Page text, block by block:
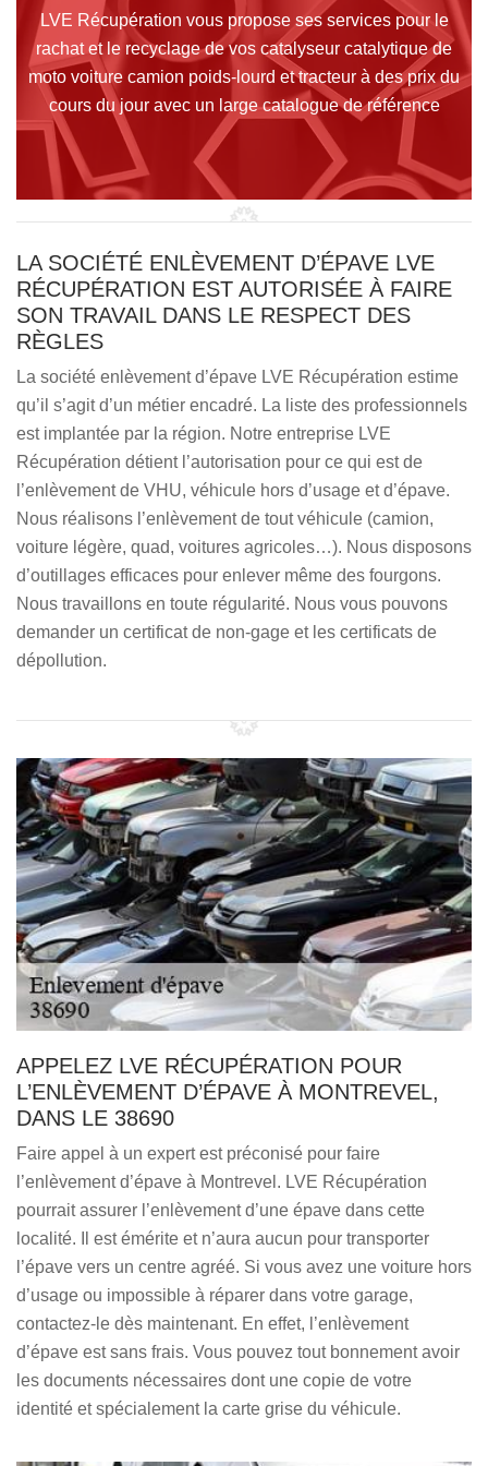
LVE Récupération vous propose ses services pour le
rachat et le recyclage de vos catalyseur catalytique de
moto voiture camion poids-lourd et tracteur à des prix du
cours du jour avec un large catalogue de référence
LA SOCIÉTÉ ENLÈVEMENT D’ÉPAVE LVE
RÉCUPÉRATION EST AUTORISÉE À FAIRE
SON TRAVAIL DANS LE RESPECT DES
RÈGLES
La société enlèvement d’épave LVE Récupération estime
qu’il s’agit d’un métier encadré. La liste des professionnels
est implantée par la région. Notre entreprise LVE
Récupération détient l’autorisation pour ce qui est de
l’enlèvement de VHU, véhicule hors d’usage et d’épave.
Nous réalisons l’enlèvement de tout véhicule (camion,
voiture légère, quad, voitures agricoles…). Nous disposons
d’outillages efficaces pour enlever même des fourgons.
Nous travaillons en toute régularité. Nous vous pouvons
demander un certificat de non-gage et les certificats de
dépollution.
APPELEZ LVE RÉCUPÉRATION POUR
L’ENLÈVEMENT D’ÉPAVE À MONTREVEL,
DANS LE 38690
Faire appel à un expert est préconisé pour faire
l’enlèvement d’épave à Montrevel. LVE Récupération
pourrait assurer l’enlèvement d’une épave dans cette
localité. Il est émérite et n’aura aucun pour transporter
l’épave vers un centre agréé. Si vous avez une voiture hors
d’usage ou impossible à réparer dans votre garage,
contactez-le dès maintenant. En effet, l’enlèvement
d’épave est sans frais. Vous pouvez tout bonnement avoir
les documents nécessaires dont une copie de votre
identité et spécialement la carte grise du véhicule.